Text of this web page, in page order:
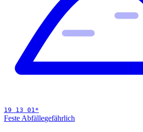
19 13 01*
Feste Abfällegefährlich